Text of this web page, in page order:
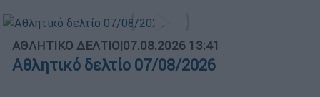
ΑΘΛΗΤΙΚΟ ΔΕΛΤΙΟ|07.08.2026 13:41
Αθλητικό δελτίο 07/08/2026